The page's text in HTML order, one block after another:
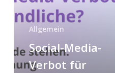
Ein
Überblick.
Allgemein
Social-Media-
Verbot für